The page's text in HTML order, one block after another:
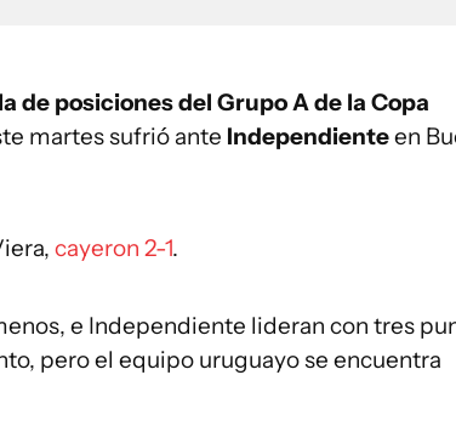
de posiciones del Grupo A de la Copa
martes sufrió ante Independienteen
cayeron 2-1.
e Independiente lideran con tres
pero el equipo uruguayo se encuentra